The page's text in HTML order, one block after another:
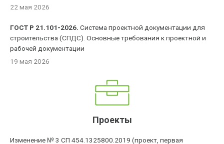
22 мая 2026
ГОСТ Р 21.101-2026. Система проектной документации для
строительства (СПДС). Основные требования к проектной и
рабочей документации
19 мая 2026
Проекты
Изменение № 3 СП 454.1325800.2019 (проект, первая